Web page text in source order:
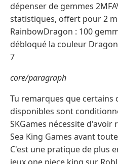
dépenser de gemmes
statistiques, offert pour 2
RainbowDragon : 100
débloqué la couleur
7
core/paragraph
Tu remarques que certains
disponibles sont
SKGames nécessite
Sea King Games avant
C'est une pratique de plus